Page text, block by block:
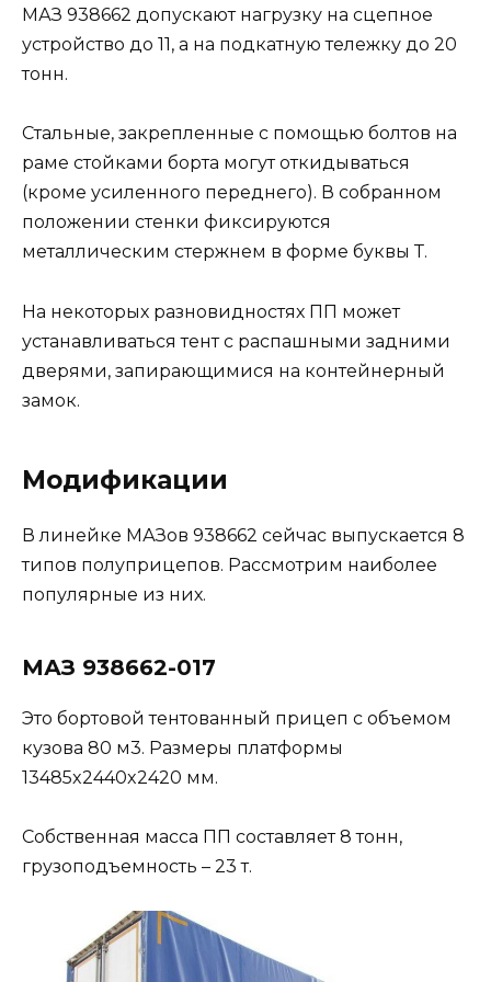
МАЗ 938662 допускают нагрузку на сцепное
устройство до 11, а на подкатную тележку до 20
тонн.
Стальные, закрепленные с помощью болтов на
раме стойками борта могут откидываться
(кроме усиленного переднего). В собранном
положении стенки фиксируются
металлическим стержнем в форме буквы Т.
На некоторых разновидностях ПП может
устанавливаться тент с распашными задними
дверями, запирающимися на контейнерный
замок.
Модификации
В линейке МАЗов 938662 сейчас выпускается 8
типов полуприцепов. Рассмотрим наиболее
популярные из них.
МАЗ 938662-017
Это бортовой тентованный прицеп с объемом
кузова 80 м3. Размеры платформы
13485x2440x2420 мм.
Собственная масса ПП составляет 8 тонн,
грузоподъемность – 23 т.